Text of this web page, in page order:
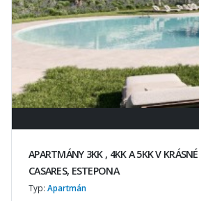
APARTMÁNY 3KK , 4KK A 5KK V
CASARES, ESTEPONA
Typ: Apartmán